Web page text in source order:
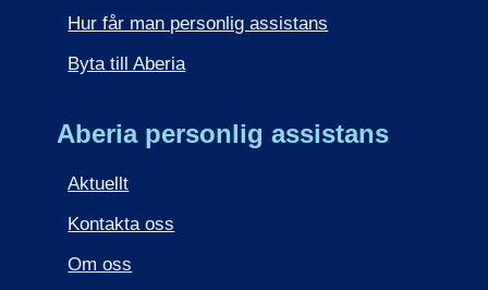
Hur får man personlig assistans
Byta till Aberia
Aberia personlig assistans
Aktuellt
Kontakta oss
Om oss